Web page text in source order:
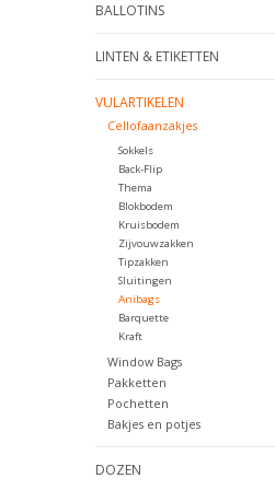
BALLOTINS
LINTEN & ETIKETTEN
VULARTIKELEN
Cellofaanzakjes
Sokkels
Back-Flip
Thema
Blokbodem
Kruisbodem
Zijvouwzakken
Tipzakken
Sluitingen
Anibags
Barquette
Kraft
Window Bags
Pakketten
Pochetten
Bakjes en potjes
DOZEN